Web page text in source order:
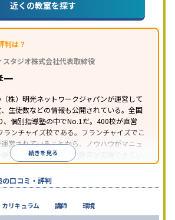
私大対策共通テスト対策
英語・英会話特化
その他科目別特化対策
貫校生に対応
可能
オンライン対応1科目から受講可能
の受講可
校高学年の個別指導塾アンケート調査方法を参
近くの教室を探す
判は？
スタジオ株式会社代表取締役
一
株）明光ネットワークジャパンが運営して
生徒数などの情報も公開されている。全国
、個別指導塾の中でNo.1だ。400校が直営
ンチャイズ校である。フランチャイズでこ
営されていることから、ノウハウがマニュ
優秀な人材に依存しない教育が実現できてい
続きを見る
口コミ・評判
カリキュラム 講師 環境